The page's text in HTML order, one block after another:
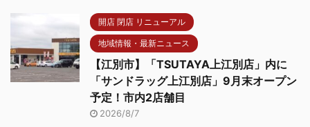
開店 閉店 リニューアル
地域情報・最新ニュース
【江別市】「TSUTAYA上江別店」内に
「サンドラッグ上江別店」9月末オープン
予定！市内2店舗目
2026/8/7